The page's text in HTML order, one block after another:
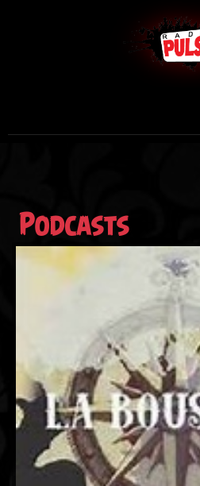
Podcasts